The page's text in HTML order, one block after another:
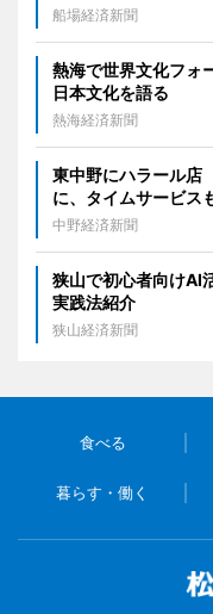
船場経済新聞
熱海で世界文化フォ
日本文化を語る
熱海経済新聞
東中野にハラール店
に、タイムサービス
中野経済新聞
狭山で初心者向けAI
実践法紹介
狭山経済新聞
食べる
暮らす・働く